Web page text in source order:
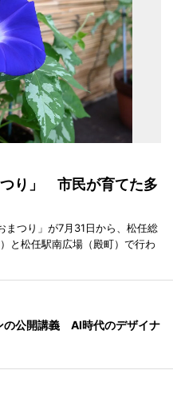
り」 市民が育てた多
つり」が7月31日から、松任総
と松任駅南広場（殿町）で行わ
の公開講義 AI時代のデザイナ